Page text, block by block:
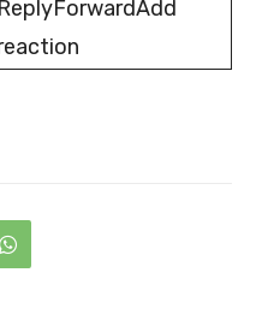
ReplyForwardAdd